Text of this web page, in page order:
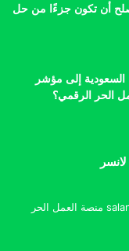
أن تكون جزءًا من حل
السعودية إلى مؤشر
الحر الرقمي؟
المدونة التقنية الموثوقة لسعودي لانسر salancer.com منصة العمل الحر